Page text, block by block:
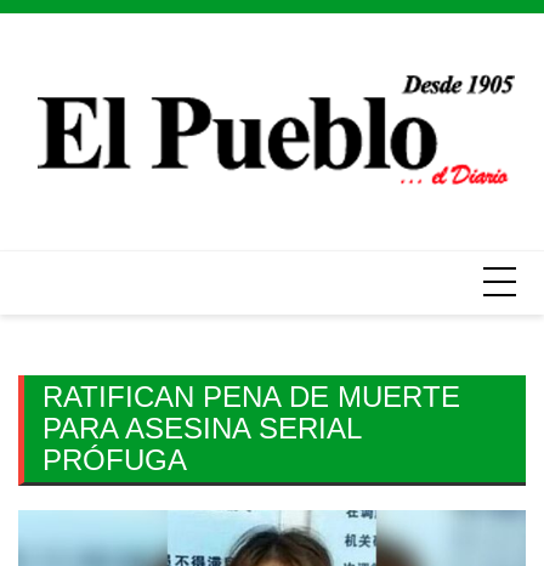
Skip
RATIFICAN PENA DE MUERTE
PARA ASESINA SERIAL
PRÓFUGA